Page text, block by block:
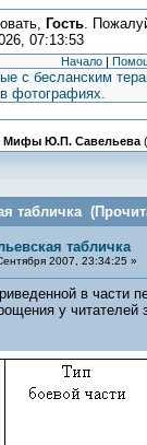
Гость.
07:13:53
Начало |
с бесланским
фотографиях.
Мифы Ю.П. Савельева
табличка
табличка
2007, 23:34:25 »
в части
у читателей